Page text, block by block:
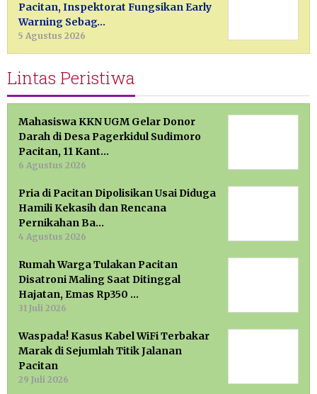
Pacitan, Inspektorat Fungsikan Early
Warning Sebag…
5 Agustus 2026
Lintas Peristiwa
Mahasiswa KKN UGM Gelar Donor
Darah di Desa Pagerkidul Sudimoro
Pacitan, 11 Kant…
6 Agustus 2026
Pria di Pacitan Dipolisikan Usai Diduga
Hamili Kekasih dan Rencana
Pernikahan Ba…
4 Agustus 2026
Rumah Warga Tulakan Pacitan
Disatroni Maling Saat Ditinggal
Hajatan, Emas Rp350 …
31 Juli 2026
Waspada! Kasus Kabel WiFi Terbakar
Marak di Sejumlah Titik Jalanan
Pacitan
29 Juli 2026